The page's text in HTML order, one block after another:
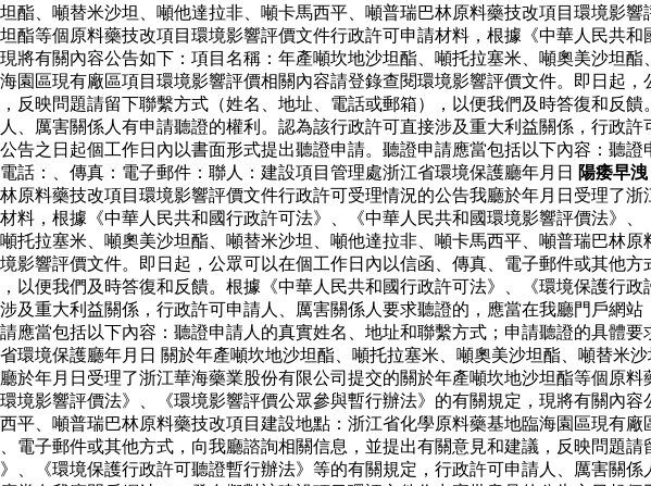
酯、噸替米沙坦、噸他達拉非、噸卡馬西平、噸普瑞巴林原料藥技改項目環境影
酯等個原料藥技改項目環境影響評價文件行政許可申請材料，根據《中華人民共
將有關內容公告如下：項目名稱：年產噸坎地沙坦酯、噸托拉塞米、噸奧美沙坦
園區現有廠區項目環境影響評價相關內容請登錄查閱環境影響評價文件。即日起
反映問題請留下聯繫方式（姓名、地址、電話或郵箱），以便我們及時答復和反
、厲害關係人有申請聽證的權利。認為該行政許可直接涉及重大利益關係，行政
告之日起個工作日內以書面形式提出聽證申請。聽證申請應當包括以下內容：聽
話：、傳真：電子郵件：聯人：建設項目管理處浙江省環境保護廳年月日 陽痿早洩
原料藥技改項目環境影響評價文件行政許可受理情況的公告我廳於年月日受理了
料，根據《中華人民共和國行政許可法》、《中華人民共和國環境影響評價法》
托拉塞米、噸奧美沙坦酯、噸替米沙坦、噸他達拉非、噸卡馬西平、噸普瑞巴林
影響評價文件。即日起，公眾可以在個工作日內以信函、傳真、電子郵件或其他
以便我們及時答復和反饋。根據《中華人民共和國行政許可法》、《環境保護行
及重大利益關係，行政許可申請人、厲害關係人要求聽證的，應當在我廳門戶網
應當包括以下內容：聽證申請人的真實姓名、地址和聯繫方式；申請聽證的具體
環境保護廳年月日 關於年產噸坎地沙坦酯、噸托拉塞米、噸奧美沙坦酯、噸替米
於年月日受理了浙江華海藥業股份有限公司提交的關於年產噸坎地沙坦酯等個原
境影響評價法》、《環境影響評價公眾參與暫行辦法》的有關規定，現將有關內
平、噸普瑞巴林原料藥技改項目建設地點：浙江省化學原料藥基地臨海園區現有
電子郵件或其他方式，向我廳諮詢相關信息，並提出有關意見和建議，反映問題
、《環境保護行政許可聽證暫行辦法》等的有關規定，行政許可申請人、厲害關